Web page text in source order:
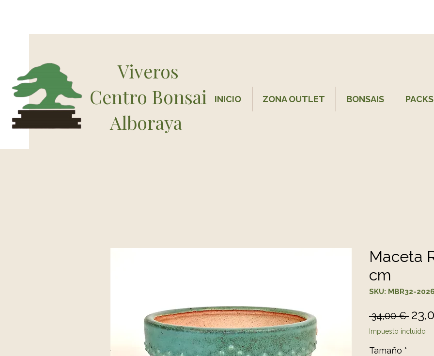
Viveros
Centro Bonsai
Alboraya
INICIO ZONA OUTLET BONSAIS
Maceta
cm
SKU: MBR32-2026
34,00 €
Impuesto incluido
Tamaño *